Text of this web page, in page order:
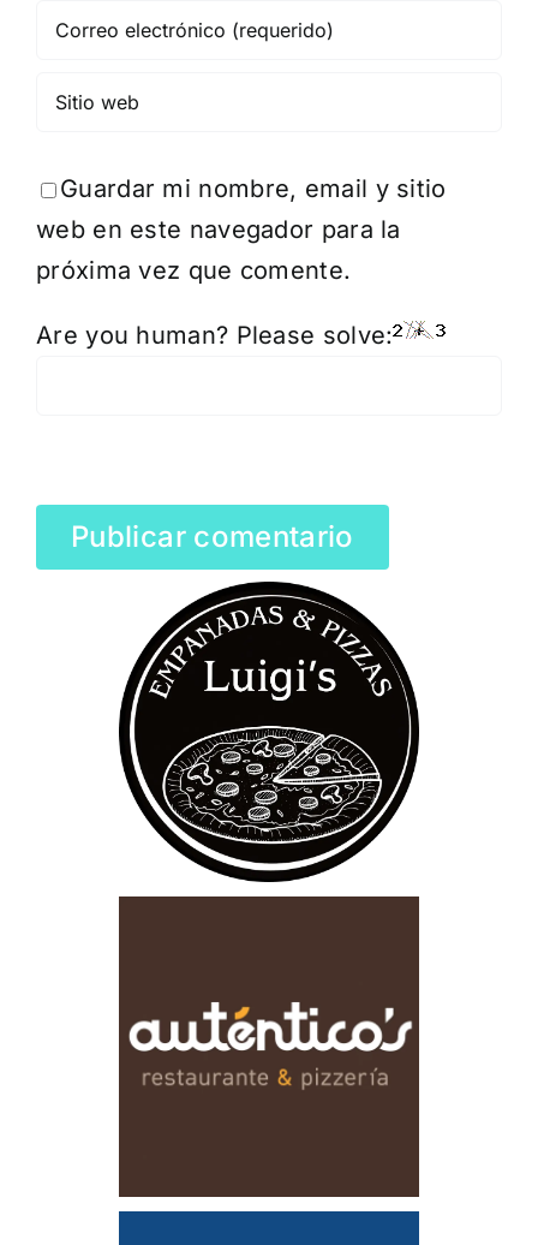
Guardar mi nombre, email y sitio
web en este navegador para la
próxima vez que comente.
Are you human? Please solve: